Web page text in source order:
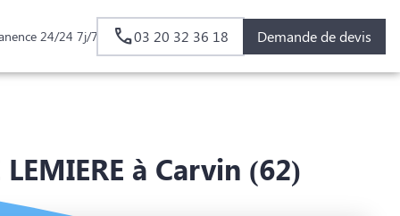
24/24 7j/7 03 20 32 36 18 Demande de devis
à Carvin (62)